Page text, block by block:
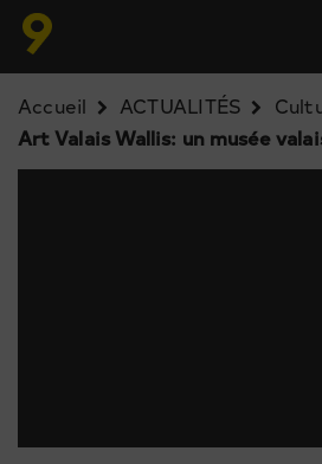
Accueil ACTUALITÉS
Art Valais Wallis: un musée